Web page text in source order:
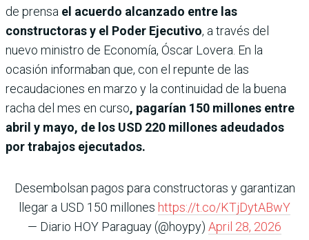
de prensa el acuerdo alcanzado entre las
constructoras y el Poder Ejecutivo, a través del
nuevo ministro de Economía, Óscar Lovera. En la
ocasión informaban que, con el repunte de las
recaudaciones en marzo y la continuidad de la buena
racha del mes en curso, pagarían 150 millones entre
abril y mayo, de los USD 220 millones adeudados
por trabajos ejecutados.
Desembolsan pagos para constructoras y garantizan
llegar a USD 150 millones https://t.co/KTjDytABwY
— Diario HOY Paraguay (@hoypy) April 28, 2026